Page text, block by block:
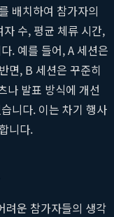
배치하여 참가자의
수, 평균 체류 시간,
. 예를 들어, A 세션은
면, B 세션은 꾸준히
나 발표 방식에 개선
니다. 이는 차기 행사
니다.
려운 참가자들의 생각